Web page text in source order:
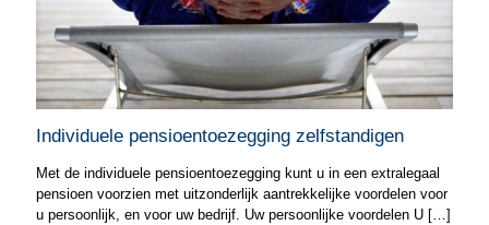
Individuele pensioentoezegging zelfstandigen
Met de individuele pensioentoezegging kunt u in een extralegaal
pensioen voorzien met uitzonderlijk aantrekkelijke voordelen voor
u persoonlijk, en voor uw bedrijf. Uw persoonlijke voordelen U […]